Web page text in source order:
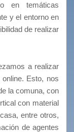
en temáticas
y el entorno en
de realizar
a realizar
Esto, nos
la comuna, con
con material
entre otros,
de agentes